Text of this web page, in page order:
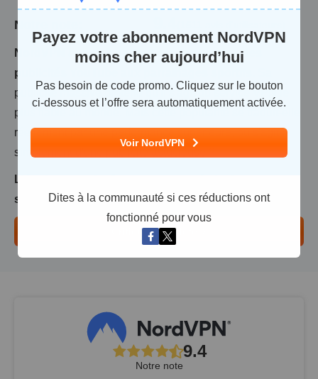
Notre note
NordVPN apparait partout ces temps-ci — des
publicités YouTube aux parrainages sportifs.
publicité massive prétend qu'il s'agit du service VPN le
plus fiable au monde. Mais cette popularité se traduit-elle
réellement par une performance supérieure, ou s'agit-il
simplement d'une publicité astucieuse ?
L'équipe et moi-même avons passé plusieurs
semaines à tester minutieusement chaque as...
Critique complète
9.4
Notre note
Payez votre abonnement NordVPN
moins cher aujourd’hui
Pas besoin de code promo. Cliquez sur le bouton
ci-dessous et l’offre sera automatiquement activée.
Voir NordVPN
Dites à la communauté si ces réductions ont
fonctionné pour vous